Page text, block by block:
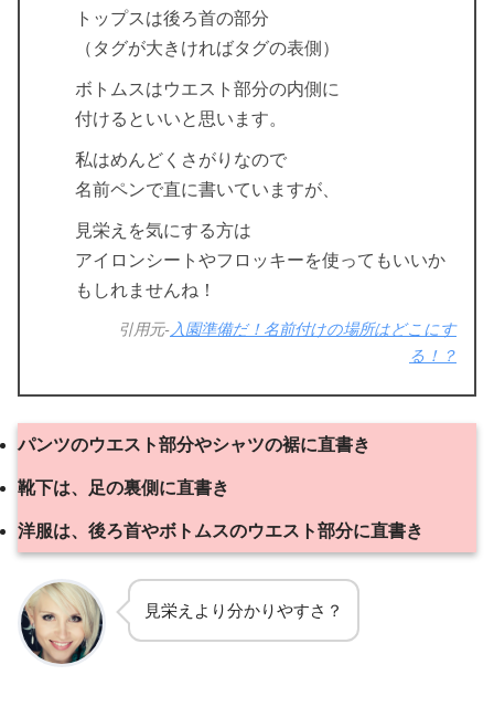
トップスは後ろ首の部分
（タグが大きければタグの表側）
ボトムスはウエスト部分の内側に
付けるといいと思います。
私はめんどくさがりなので
名前ペンで直に書いていますが、
見栄えを気にする方は
アイロンシートやフロッキーを使ってもいいか
もしれませんね！
引用元-入園準備だ！名前付けの場所はどこにす
る！？
パンツのウエスト部分やシャツの裾に直書き
靴下は、足の裏側に直書き
洋服は、後ろ首やボトムスのウエスト部分に直書き
見栄えより分かりやすさ？